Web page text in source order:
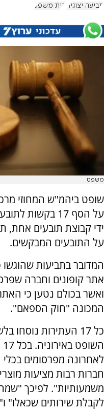
תביעה יצוגית בית משפט
משפט
שופט ביהמ"ש המחוזי
על הסף 17
ידי קבוצת תובעים אחת,
על התובעים המבקשים.
המדובר בתביעות שהוגשו
אתר קופונים וחברה
ואשר בכולם נטען כי
המכונה "חוק הספאם".
כל 17 העתירות
לאחרונה מפרסומים בכלי
חברות רבות מציעות
משמעותיות". לפיכך
לקבלת שירותים שכאלו"